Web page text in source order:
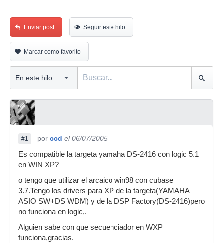
Enviar post Seguir este hilo
Marcar como favorito
#1 por ccd el 06/07/2005
Es compatible la targeta yamaha DS-2416 con logic 5.1
en WIN XP?
o tengo que utilizar el arcaico win98 con cubase
3.7.Tengo los drivers para XP de la targeta(YAMAHA
ASIO SW+DS WDM) y de la DSP Factory(DS-2416)pero
no funciona en logic,.
Alguien sabe con que secuenciador en WXP
funciona,gracias.